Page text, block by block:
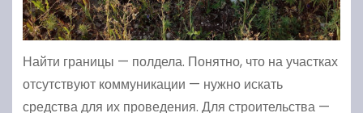
Найти границы — полдела. Понятно, что на участках
отсутствуют коммуникации — нужно искать
средства для их проведения. Для строительства —